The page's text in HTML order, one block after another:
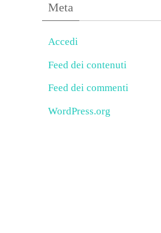
Meta
Accedi
Feed dei contenuti
Feed dei commenti
WordPress.org